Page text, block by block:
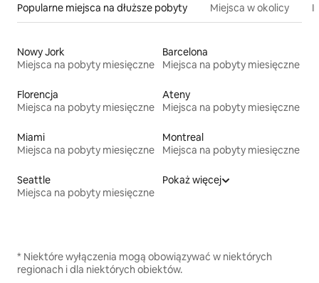
Popularne miejsca na dłuższe pobyty Miejsca w okolicy
Nowy Jork
Miejsca na pobyty miesięczne
Barcelona
Miejsca na pobyty miesięczne
Florencja
Miejsca na pobyty miesięczne
Ateny
Miejsca na pobyty miesięczne
Miami
Miejsca na pobyty miesięczne
Montreal
Miejsca na pobyty miesięczne
Seattle
Miejsca na pobyty miesięczne
Pokaż więcej
* Niektóre wyłączenia mogą obowiązywać w niektórych
regionach i dla niektórych obiektów.